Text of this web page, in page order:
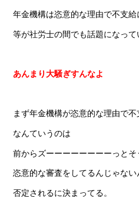
年金機構は恣意的な理由で不支給
等が社労士の間でも話題になって
あんまり大騒ぎすんなよ
まず年金機構が恣意的な理由で不
なんていうのは
前からズーーーーーーーーっとそ
恣意的な審査をしてるんじゃな
否定されるに決まってる。